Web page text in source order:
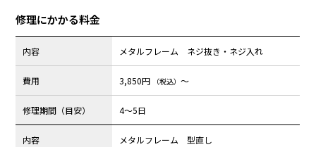
修理にかかる料金
内容 メタルフレーム ネジ抜き・ネジ入れ
費用 3,850円 （税込）～
修理期間（目安） 4～5日
内容 メタルフレーム 型直し